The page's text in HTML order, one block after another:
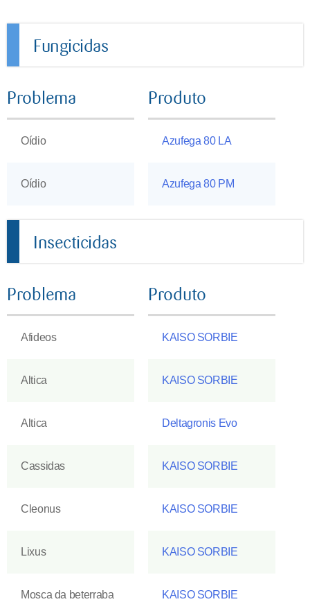
Fungicidas
Problema Produto
Oídio Azufega 80 LA
Oídio Azufega 80 PM
Insecticidas
Problema Produto
Afideos KAISO SORBIE
Altica KAISO SORBIE
Altica Deltagronis Evo
Cassidas KAISO SORBIE
Cleonus KAISO SORBIE
Lixus KAISO SORBIE
Mosca da beterraba KAISO SORBIE